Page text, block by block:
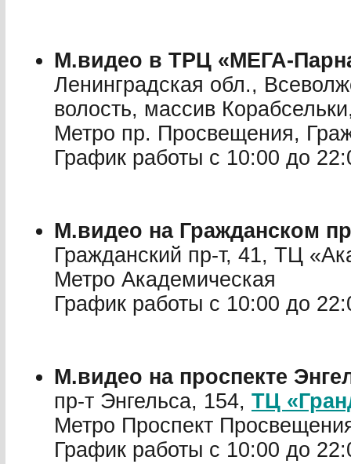
М.видео в ТРЦ «МЕГА-
Ленинградская обл.,
волость, массив
Метро пр. Просвещения,
График работы с 10:00 до
М.видео на Гражданском
Гражданский пр-т, 41, ТЦ
Метро Академическая
График работы с 10:00 до
М.видео на проспекте
пр-т Энгельса, 154, ТЦ
Метро Проспект
График работы с 10:00 до